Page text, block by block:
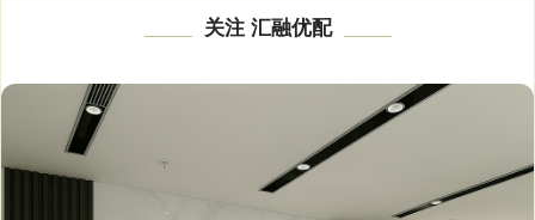
关注 汇融优配